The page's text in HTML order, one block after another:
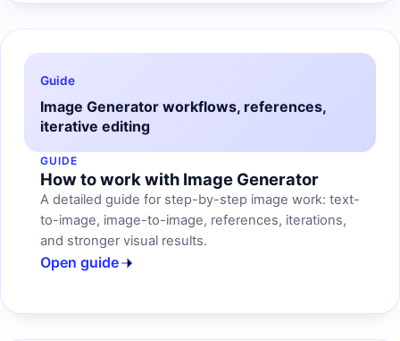
Guide
Image Generator workflows, references,
iterative editing
GUIDE
How to work with Image Generator
A detailed guide for step-by-step image work: text-
to-image, image-to-image, references, iterations,
and stronger visual results.
Open guide